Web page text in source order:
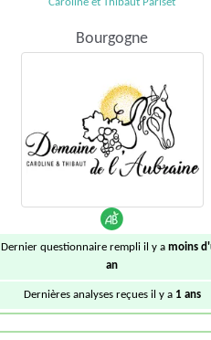
Caroline et Thibaut Pariset
Bourgogne
Dernier questionnaire rempli il y amoins
an
Dernières analyses reçues il y a 1 ans